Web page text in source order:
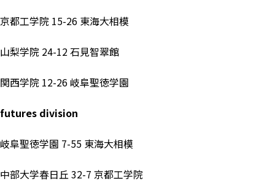
京都工学院 15-26 東海大相模
山梨学院 24-12 石見智翠館
関西学院 12-26 岐阜聖徳学園
futures division
岐阜聖徳学園 7-55 東海大相模
中部大学春日丘 32-7 京都工学院